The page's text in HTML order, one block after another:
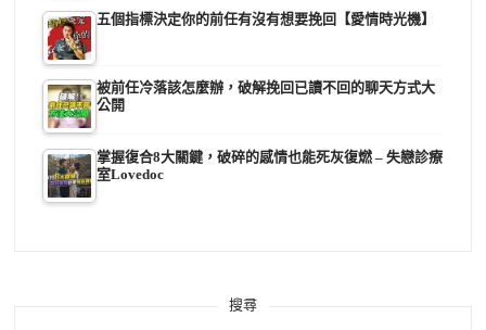
五個指標決定你的前任有沒有想要挽回【愛情時光機】
被前任冷落該怎麼辦，破解挽回已讀不回的聊天方式大
公開
掌握復合8大關鍵，破碎的感情也能死灰復燃 – 失戀診療
室Lovedoc
搜尋